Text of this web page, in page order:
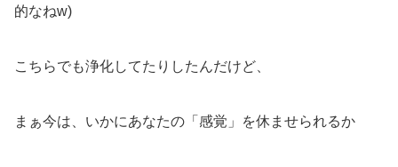
的なねw)
こちらでも浄化してたりしたんだけど、
まぁ今は、いかにあなたの「感覚」を休ませられるか